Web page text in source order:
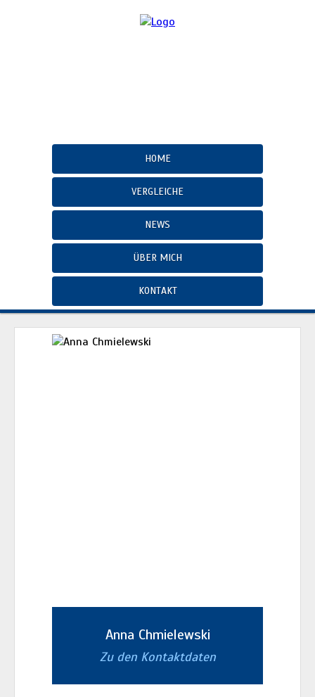
HOME
VERGLEICHE
NEWS
ÜBER MICH
KONTAKT
Anna Chmielewski
Zu den Kontaktdaten